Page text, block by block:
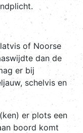
of Noorse
dan de
er bij
schelvis en
er plots een
boord komt